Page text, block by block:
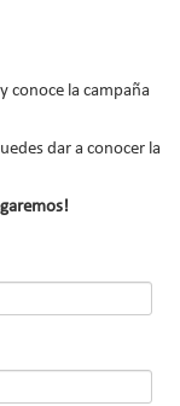
.
conoce la campaña
dar a conocer la